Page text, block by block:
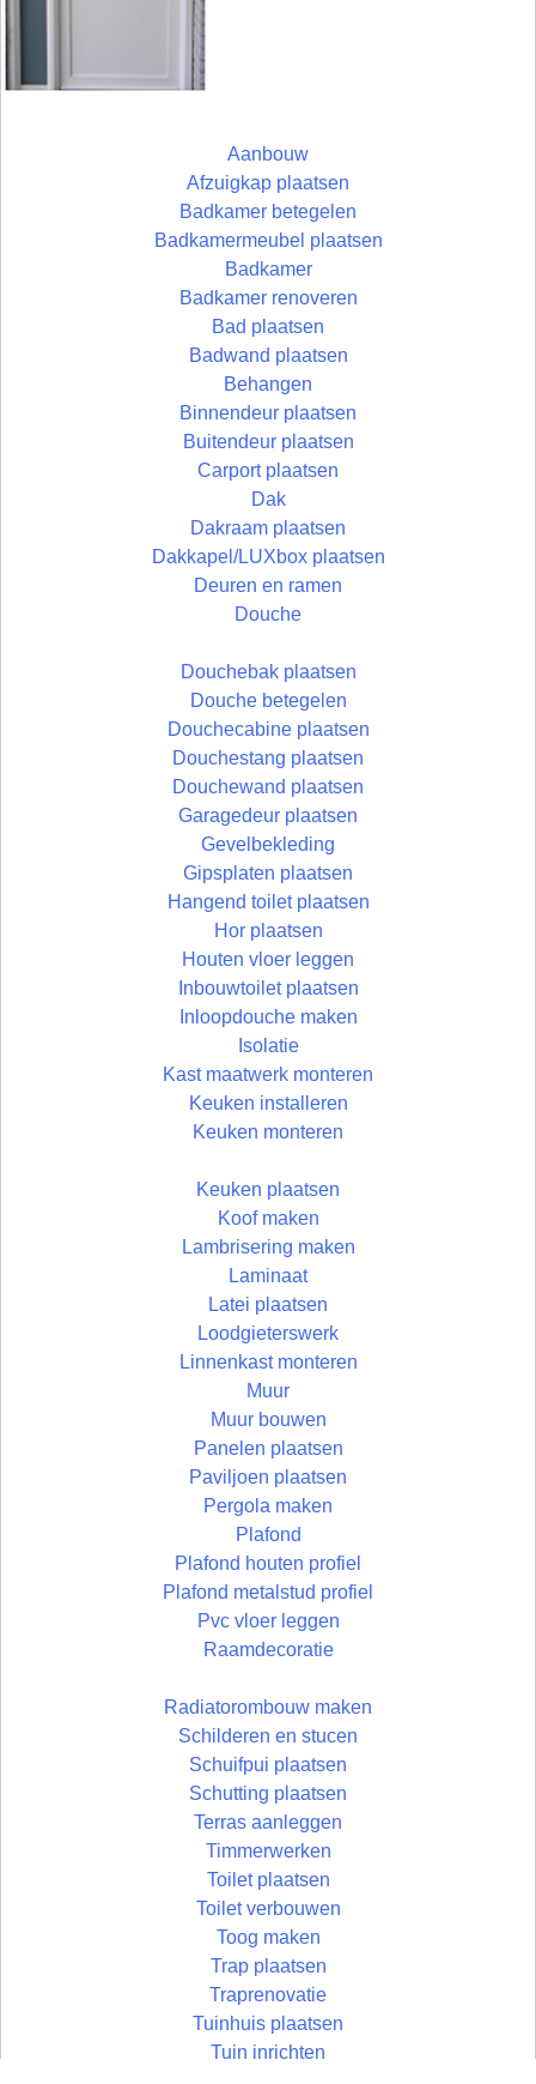
Aanbouw
Afzuigkap plaatsen
Badkamer betegelen
Badkamermeubel plaatsen
Badkamer
Badkamer renoveren
Bad plaatsen
Badwand plaatsen
Behangen
Binnendeur plaatsen
Buitendeur plaatsen
Carport plaatsen
Dak
Dakraam plaatsen
Dakkapel/LUXbox plaatsen
Deuren en ramen
Douche
Douchebak plaatsen
Douche betegelen
Douchecabine plaatsen
Douchestang plaatsen
Douchewand plaatsen
Garagedeur plaatsen
Gevelbekleding
Gipsplaten plaatsen
Hangend toilet plaatsen
Hor plaatsen
Houten vloer leggen
Inbouwtoilet plaatsen
Inloopdouche maken
Isolatie
Kast maatwerk monteren
Keuken installeren
Keuken monteren
Keuken plaatsen
Koof maken
Lambrisering maken
Laminaat
Latei plaatsen
Loodgieterswerk
Linnenkast monteren
Muur
Muur bouwen
Panelen plaatsen
Paviljoen plaatsen
Pergola maken
Plafond
Plafond houten profiel
Plafond metalstud profiel
Pvc vloer leggen
Raamdecoratie
Radiatorombouw maken
Schilderen en stucen
Schuifpui plaatsen
Schutting plaatsen
Terras aanleggen
Timmerwerken
Toilet plaatsen
Toilet verbouwen
Toog maken
Trap plaatsen
Traprenovatie
Tuinhuis plaatsen
Tuin inrichten